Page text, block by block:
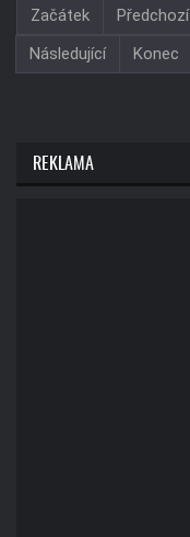
Začátek Předchozí
Následující
Konec
REKLAMA